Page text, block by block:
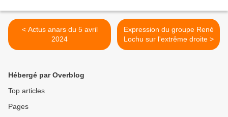
< Actus anars du 5 avril
2024
Expression du groupe René
Lochu sur l'extrême droite >
Hébergé par Overblog
Top articles
Pages